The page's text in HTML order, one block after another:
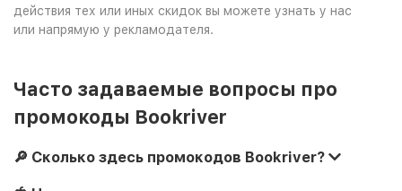
действия тех или иных скидок вы можете узнать у нас
или напрямую у рекламодателя.
Часто задаваемые вопросы про
промокоды Bookriver
🔎 Сколько здесь промокодов Bookriver?